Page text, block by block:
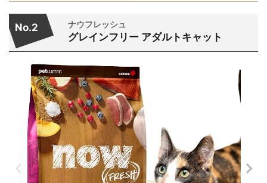
No.2 ナウフレッシュ
グレインフリー アダルトキャット